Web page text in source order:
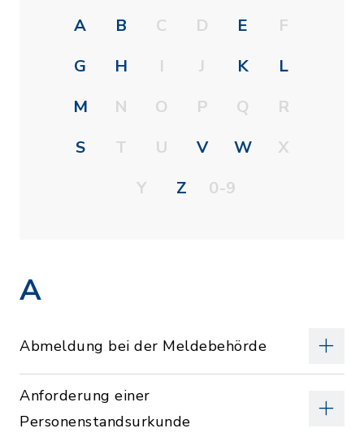
A B C D E
F
G
H I J K
L
M
N O P Q
R
S
T U V W
X
Y
Z 0-9
A
Abmeldung bei der Meldebehörde
Anforderung einer
Personenstandsurkunde